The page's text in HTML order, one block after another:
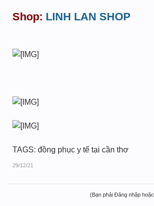
Shop: LINH LAN SHOP
TAGS: đồng phục y tế tại cần thơ
29/12/21
(Bạn phải Đăng nhập